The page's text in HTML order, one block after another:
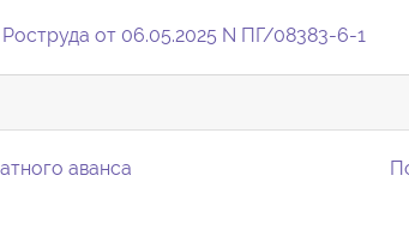
от 06.05.2025 N ПГ/08383-6-1
аванса